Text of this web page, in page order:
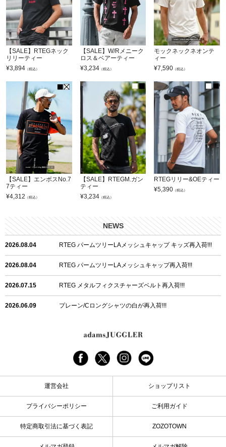
【SALE】RTEGネック
リリーティー
¥3,894 （税込）
【SALE】W/Rメニーク
ロス＆ベアーティー
¥3,234（税込）
モックネックネオンテ
ィー
¥7,590 （税込）
【SALE】エンボスNo.7
7ティー
¥4,312 （税込）
【SALE】RTEGM.ガン
ティー
¥3,234（税込）
RTEGリリー&OEティー
¥5,390 （税込）
NEWS
2026.08.04 RTEG パームツリーLAメッシュキャップ キッズ再入荷!!!
2026.08.04 RTEG パームツリーLAメッシュキャップ再入荷!!!
2026.07.15 RTEG メタルフィクスチャーズベルト再入荷!!!
2026.06.09 プレーン/Cロングシャツの白が再入荷!!!
24/フリンジデニムロングパンツ再入荷!!!
G/グレーペイントデニムロングパンツ再入荷!!!
2026.04.23 I.W.D.Rデニムロングパンツ再入荷!!!
2026.04.23 ケミカルブラックデニムロングパンツ再入荷!!!
運営会社 ショップリスト
プライバシーポリシー ご利用ガイド
特定商取引法に基づく表記 ZOZOTOWN